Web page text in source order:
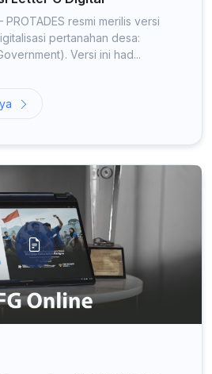
resmi merilis versi
pertanahan desa:
Versi ini had...